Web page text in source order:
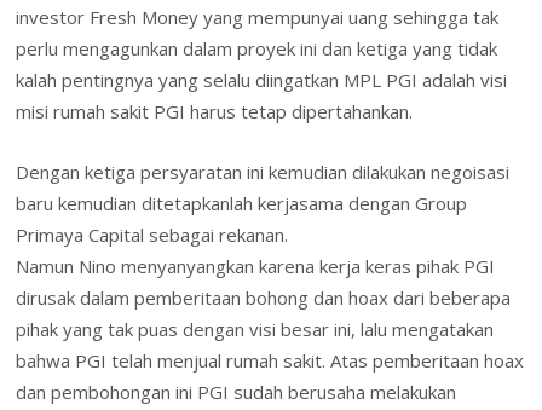
investor Fresh Money yang mempunyai uang sehingga tak
perlu mengagunkan dalam proyek ini dan ketiga yang tidak
kalah pentingnya yang selalu diingatkan MPL PGI adalah visi
misi rumah sakit PGI harus tetap dipertahankan.
Dengan ketiga persyaratan ini kemudian dilakukan negoisasi
baru kemudian ditetapkanlah kerjasama dengan Group
Primaya Capital sebagai rekanan.
Namun Nino menyanyangkan karena kerja keras pihak PGI
dirusak dalam pemberitaan bohong dan hoax dari beberapa
pihak yang tak puas dengan visi besar ini, lalu mengatakan
bahwa PGI telah menjual rumah sakit. Atas pemberitaan hoax
dan pembohongan ini PGI sudah berusaha melakukan